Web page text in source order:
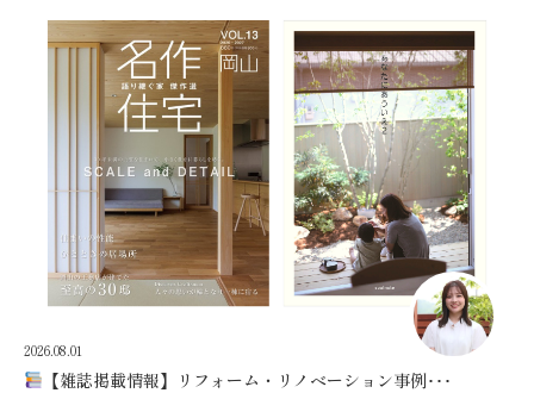
2026.08.01
【雑誌掲載情報】リフォーム・リノベーション事例･･･